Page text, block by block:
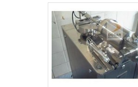
com os serviços e
alcançados por conter
qualidade onde são
atividades e tecnologia de
esses fatores, agregados
com colaboradores